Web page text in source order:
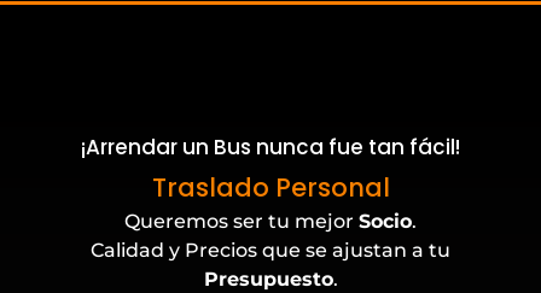
¡Arrendar un Bus nunca fue tan fácil!
Traslado Personal
Eventos Corporativos
Queremos ser tu mejor Socio.
Calidad y Precios que se ajustan a tu
Presupuesto.